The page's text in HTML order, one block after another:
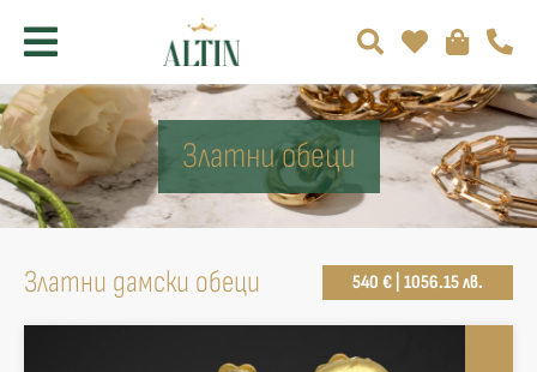
Златни обеци
Златни дамски обеци 540 € | 1056.15 лв.